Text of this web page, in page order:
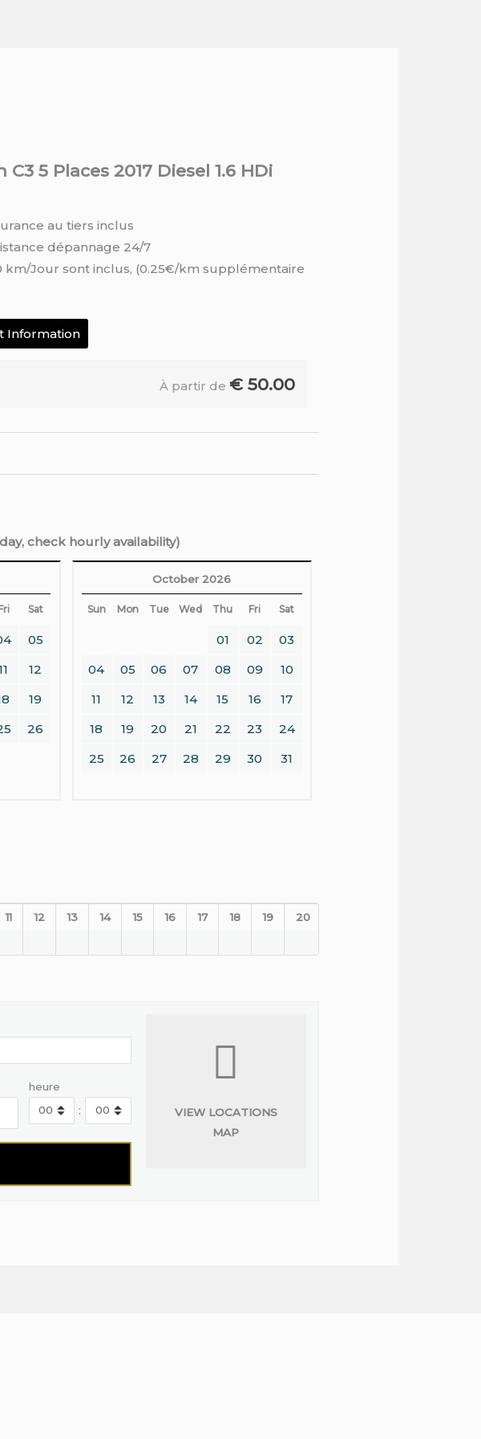
C3 5 Places 2017 Diesel 1.6 HDi
au tiers inclus
dépannage 24/7
km/Jour sont inclus, (0.25€/km supplémentaire
Information
À partir de € 50.00
check hourly availability)
Sat
05
12
19
26
October 2026
Sun Mon Tue Wed Thu Fri Sat
01 02
03
04
05 06 07 08 09
10
11
12 13 14 15 16
17
18
19 20 21 22 23
24
25
26 27 28 29 30 31
11 12 13 14 15 16 17 18 19 20
heure
:
VIEW LOCATIONS
MAP